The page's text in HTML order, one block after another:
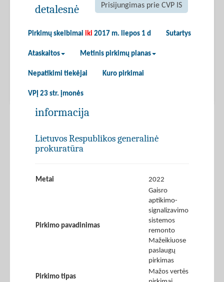
Prisijungimas prie CVP IS
Pirkimų skelbimai iki 2017 m. liepos 1 d Sutartys
Ataskaitos Metinis pirkimų planas
Nepatikimi tiekėjai Kuro pirkimai
VPĮ 23 str. įmonės
detalesnė
informacija
Lietuvos Respublikos generalinė
prokuratūra
Metai 2022
Pirkimo pavadinimas
Gaisro
aptikimo-
signalizavimo
sistemos
remonto
Mažeikiuose
paslaugų
pirkimas
Pirkimo tipas
Mažos vertės